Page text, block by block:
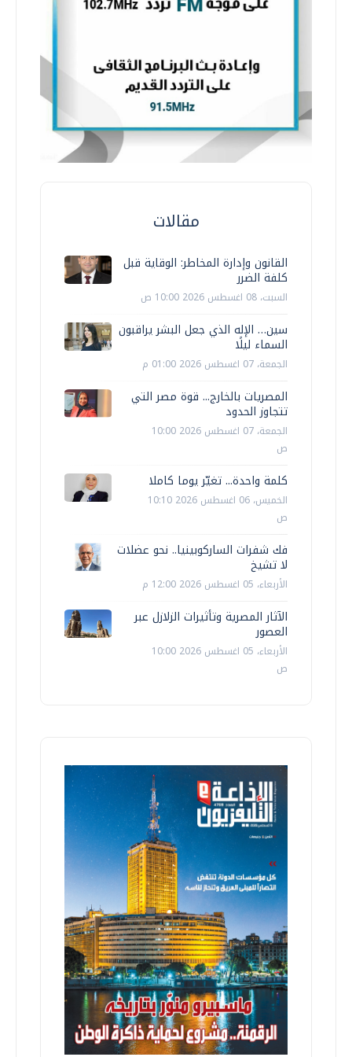
مقالات
القانون وإدارة المخاطر: الوقاية قبل
كلفة الضرر
السبت، 08 اغسطس 2026 10:00 ص
سين… الإله الذي جعل البشر يراقبون
السماء ليلًا
الجمعة، 07 اغسطس 2026 01:00 م
المصريات بالخارج... قوة مصر التي
تتجاوز الحدود
الجمعة، 07 اغسطس 2026 10:00
ص
كلمة واحدة... تغيّر يوما كاملا
الخميس، 06 اغسطس 2026 10:10
ص
فك شفرات الساركوبينيا.. نحو عضلات
لا تشيخ
الأربعاء، 05 اغسطس 2026 12:00 م
الآثار المصرية وتأثيرات الزلازل عبر
العصور
الأربعاء، 05 اغسطس 2026 10:00
ص